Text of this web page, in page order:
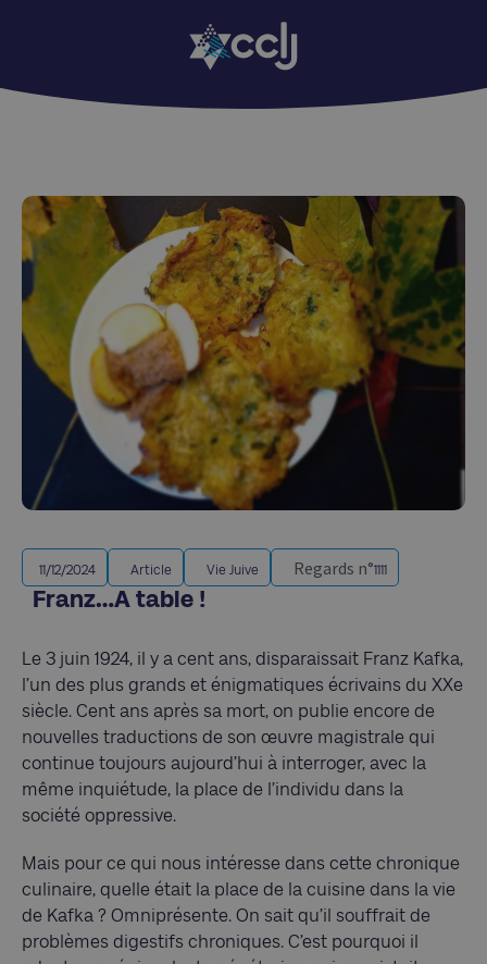
11/12/2024 Article Vie Juive Regards n°1111
Franz…A table !
Le 3 juin 1924, il y a cent ans, disparaissait Franz Kafka,
l’un des plus grands et énigmatiques écrivains du XXe
siècle. Cent ans après sa mort, on publie encore de
nouvelles traductions de son œuvre magistrale qui
continue toujours aujourd’hui à interroger, avec la
même inquiétude, la place de l’individu dans la
société oppressive.
Mais pour ce qui nous intéresse dans cette chronique
culinaire, quelle était la place de la cuisine dans la vie
de Kafka ? Omniprésente. On sait qu’il souffrait de
problèmes digestifs chroniques. C’est pourquoi il